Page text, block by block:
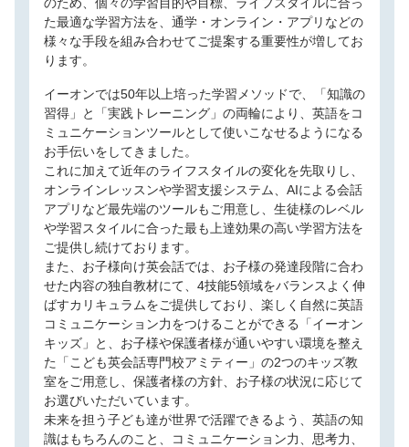
た最適な学習方法を、通学・オンライン・アプリなどの
様々な手段を組み合わせてご提案する重要性が増してお
ります。
イーオンでは50年以上培った学習メソッドで、「知識の
習得」と「実践トレーニング」の両輪により、英語をコ
ミュニケーションツールとして使いこなせるようになる
お手伝いをしてきました。
これに加えて近年のライフスタイルの変化を先取りし、
オンラインレッスンや学習支援システム、AIによる会話
アプリなど最先端のツールもご用意し、生徒様のレベル
や学習スタイルに合った最も上達効果の高い学習方法を
ご提供し続けております。
また、お子様向け英会話では、お子様の発達段階に合わ
せた内容の独自教材にて、4技能5領域をバランスよく伸
ばすカリキュラムをご提供しており、楽しく自然に英語
コミュニケーション力をつけることができる「イーオン
キッズ」と、お子様や保護者様が通いやすい環境を整え
た「こども英会話専門校アミティー」の2つのキッズ教
室をご用意し、保護者様の方針、お子様の状況に応じて
お選びいただいています。
未来を担う子ども達が世界で活躍できるよう、英語の知
識はもちろんのこと、コミュニケーション力、思考力、